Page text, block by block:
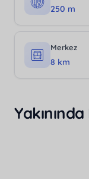
250 m
Merkez
8 km